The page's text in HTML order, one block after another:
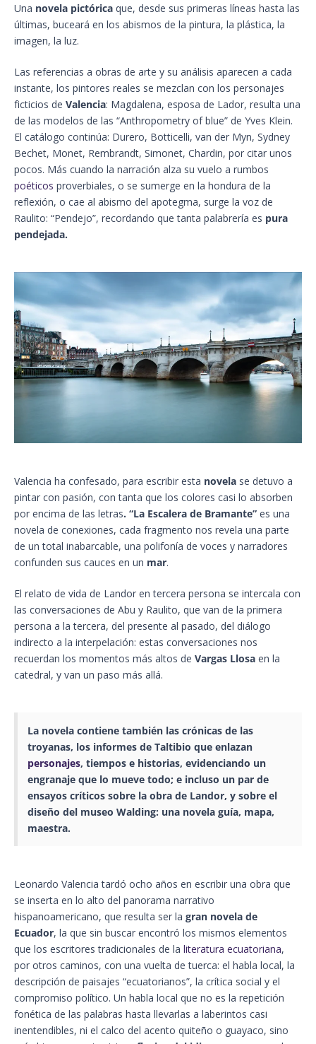
Una novela pictórica que, desde sus primeras líneas hasta las
últimas, buceará en los abismos de la pintura, la plástica, la
imagen, la luz.
Las referencias a obras de arte y su análisis aparecen a cada
instante, los pintores reales se mezclan con los personajes
ficticios de Valencia: Magdalena, esposa de Lador, resulta una
de las modelos de las “Anthropometry of blue” de Yves Klein.
El catálogo continúa: Durero, Botticelli, van der Myn, Sydney
Bechet, Monet, Rembrandt, Simonet, Chardin, por citar unos
pocos. Más cuando la narración alza su vuelo a rumbos
poéticos proverbiales, o se sumerge en la hondura de la
reflexión, o cae al abismo del apotegma, surge la voz de
Raulito: “Pendejo”, recordando que tanta palabrería es pura
pendejada.
Valencia ha confesado, para escribir esta novela se detuvo a
pintar con pasión, con tanta que los colores casi lo absorben
por encima de las letras. “La Escalera de Bramante” es una
novela de conexiones, cada fragmento nos revela una parte
de un total inabarcable, una polifonía de voces y narradores
confunden sus cauces en un mar.
El relato de vida de Landor en tercera persona se intercala con
las conversaciones de Abu y Raulito, que van de la primera
persona a la tercera, del presente al pasado, del diálogo
indirecto a la interpelación: estas conversaciones nos
recuerdan los momentos más altos de Vargas Llosa en la
catedral, y van un paso más allá.
La novela contiene también las crónicas de las
troyanas, los informes de Taltibio que enlazan
personajes, tiempos e historias, evidenciando un
engranaje que lo mueve todo; e incluso un par de
ensayos críticos sobre la obra de Landor, y sobre el
diseño del museo Walding: una novela guía, mapa,
maestra.
Leonardo Valencia tardó ocho años en escribir una obra que
se inserta en lo alto del panorama narrativo
hispanoamericano, que resulta ser la gran novela de
Ecuador, la que sin buscar encontró los mismos elementos
que los escritores tradicionales de la literatura ecuatoriana,
por otros caminos, con una vuelta de tuerca: el habla local, la
descripción de paisajes “ecuatorianos”, la crítica social y el
compromiso político. Un habla local que no es la repetición
fonética de las palabras hasta llevarlas a laberintos casi
inentendibles, ni el calco del acento quiteño o guayaco, sino